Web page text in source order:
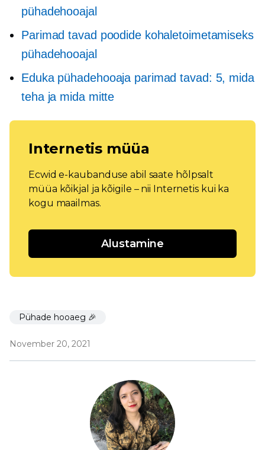
pühadehooajal
Parimad tavad poodide kohaletoimetamiseks
pühadehooajal
Eduka pühadehooaja parimad tavad: 5, mida
teha ja mida mitte
Internetis müüa
Ecwid e-kaubanduse abil saate hõlpsalt
müüa kõikjal ja kõigile – nii Internetis kui ka
kogu maailmas.
Alustamine
Pühade hooaeg 🎉
November 20, 2021